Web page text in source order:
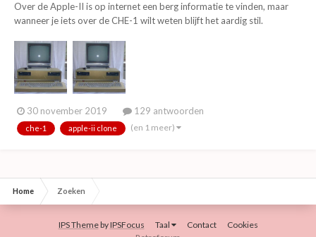
Over de Apple-II is op internet een berg informatie te vinden, maar
wanneer je iets over de CHE-1 wilt weten blijft het aardig stil.
die uiteindelijk allemaal in de container beland? Of staan ze nog
ergens op zolder? Ik heb in een...
30 november 2019 129 antwoorden
che-1 apple-ii clone (en 1 meer)
Home Zoeken
IPS ThemebyIPSFocus Taal Contact
Cookies